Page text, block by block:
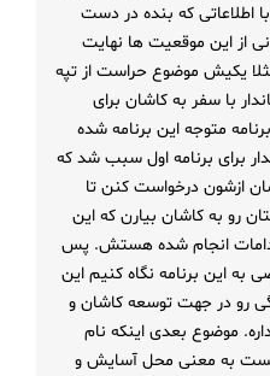
اطلاعاتی که بنده در دست
از این موقعیت ها نهایت
یکیش موضوع حراست از تپه
با سفر به کاشان برای
متوجه این برنامه شده
برای برنامه اول سبب شد که
ازشون درخواست کنن تا
رو به کاشان بیارن که این
انجام شده هستش. پس
این برنامه نگاه کنیم این
رو در جهت توسعه کاشان و
موضوع بعدی اینکه نام
هست به معنی محل آسایش و